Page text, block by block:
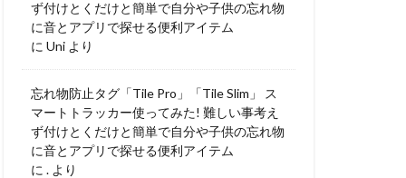
ず付けとくだけと簡単で自分や子供の忘れ物
に音とアプリで探せる便利アイテム
に Uni より
忘れ物防止タグ「Tile Pro」「Tile Slim」 ス
マートトラッカー使ってみた! 難しい事考え
ず付けとくだけと簡単で自分や子供の忘れ物
に音とアプリで探せる便利アイテム
に . より